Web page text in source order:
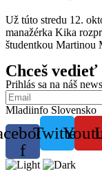
Už túto stredu 12.
manažérka Kika
študentkou Martinou
Chceš
Prihlás sa na náš
Mladiinfo Slovensko
f
Twitter